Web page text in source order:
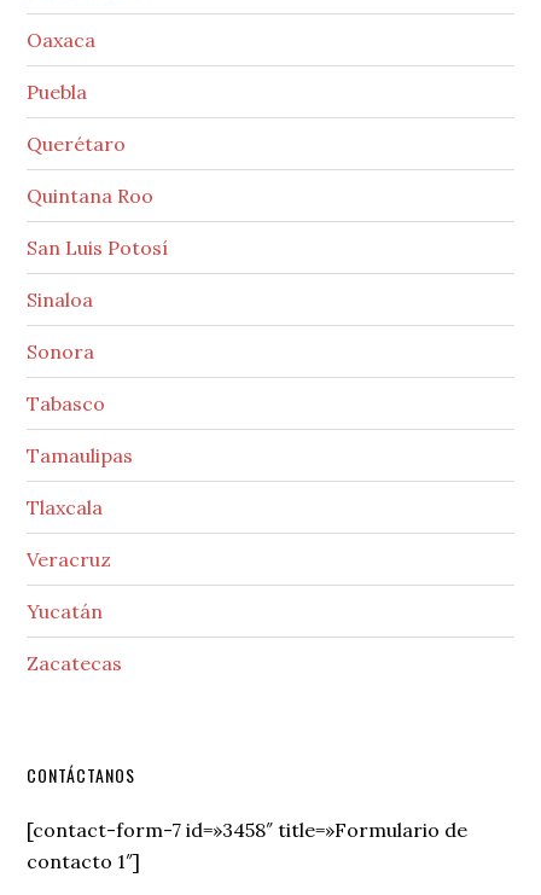
Oaxaca
Puebla
Querétaro
Quintana Roo
San Luis Potosí
Sinaloa
Sonora
Tabasco
Tamaulipas
Tlaxcala
Veracruz
Yucatán
Zacatecas
Secondary
Sidebar
CONTÁCTANOS
[contact-form-7 id=»3458″ title=»Formulario de
contacto 1″]